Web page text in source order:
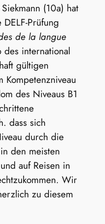
(10a) hat
Prüfung
de la langue
international
gültigen
Kompetenzniveau
des Niveaus B1
dass sich
durch die
den meisten
auf Reisen in
Wir
zu diesem